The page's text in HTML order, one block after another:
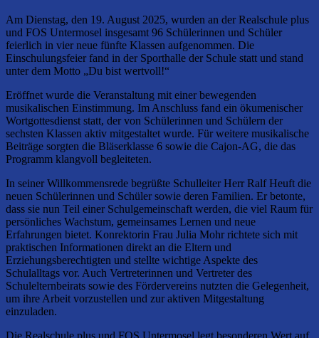
Am Dienstag, den 19. August 2025, wurden an der Realschule plus
und FOS Untermosel insgesamt 96 Schülerinnen und Schüler
feierlich in vier neue fünfte Klassen aufgenommen. Die
Einschulungsfeier fand in der Sporthalle der Schule statt und stand
unter dem Motto „Du bist wertvoll!“
Eröffnet wurde die Veranstaltung mit einer bewegenden
musikalischen Einstimmung. Im Anschluss fand ein ökumenischer
Wortgottesdienst statt, der von Schülerinnen und Schülern der
sechsten Klassen aktiv mitgestaltet wurde. Für weitere musikalische
Beiträge sorgten die Bläserklasse 6 sowie die Cajon-AG, die das
Programm klangvoll begleiteten.
In seiner Willkommensrede begrüßte Schulleiter Herr Ralf Heuft die
neuen Schülerinnen und Schüler sowie deren Familien. Er betonte,
dass sie nun Teil einer Schulgemeinschaft werden, die viel Raum für
persönliches Wachstum, gemeinsames Lernen und neue
Erfahrungen bietet. Konrektorin Frau Julia Mohr richtete sich mit
praktischen Informationen direkt an die Eltern und
Erziehungsberechtigten und stellte wichtige Aspekte des
Schulalltags vor. Auch Vertreterinnen und Vertreter des
Schulelternbeirats sowie des Fördervereins nutzten die Gelegenheit,
um ihre Arbeit vorzustellen und zur aktiven Mitgestaltung
einzuladen.